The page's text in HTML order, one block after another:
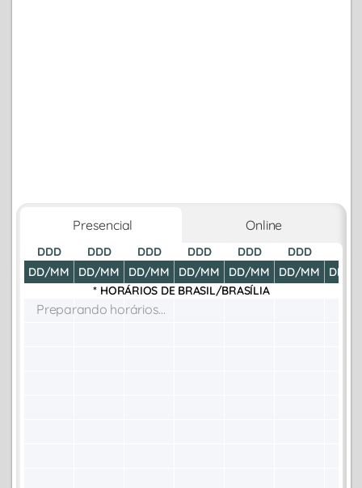
Presencial Online
DDD
DD/MM
DDD
DD/MM
DDD
DD/MM
DDD
DD/MM
DDD
DD/MM
DDD
DD/MM
DD/
* HORÁRIOS DE BRASIL/BRASÍLIA
Preparando horários...